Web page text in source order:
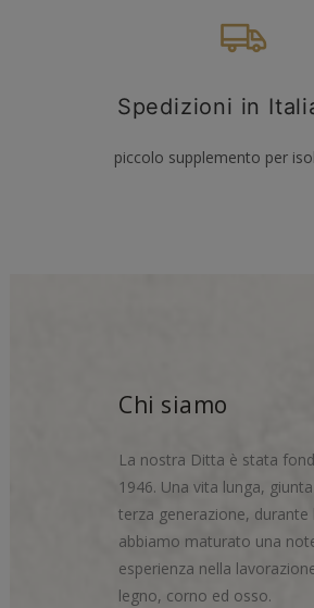
Spedizioni in
piccolo supplemento per
Chi siamo
La nostra Ditta è stata
1946. Una vita lunga,
terza generazione, durante
abbiamo maturato una
esperienza nella
legno, corno ed osso.